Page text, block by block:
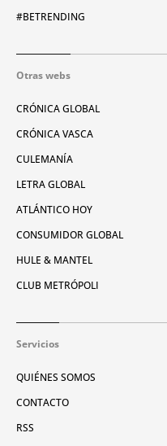
#BETRENDING
Otras webs
CRÓNICA GLOBAL
CRÓNICA VASCA
CULEMANÍA
LETRA GLOBAL
ATLÁNTICO HOY
CONSUMIDOR GLOBAL
HULE & MANTEL
CLUB METRÓPOLI
Servicios
QUIÉNES SOMOS
CONTACTO
RSS